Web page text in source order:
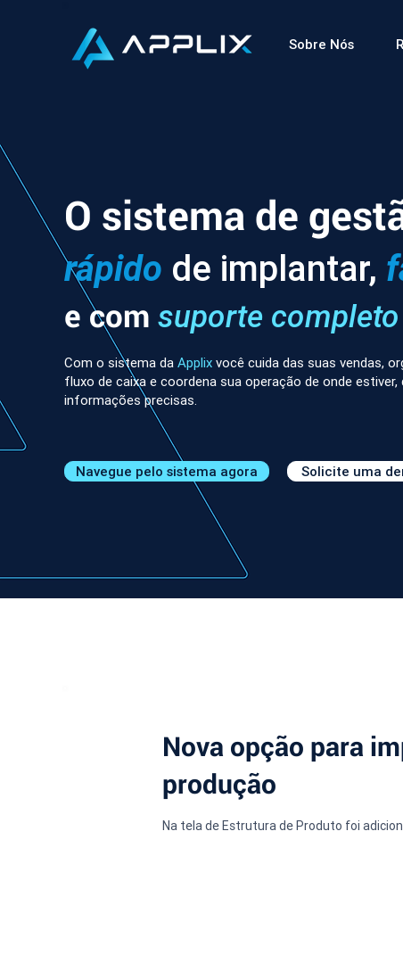
Sobre Nós
Com o sistema da Applix você cuida das suas vendas,
fluxo de caixa e coordena sua operação de onde
informações precisas.
Navegue pelo sistema agora Solicite uma
O sistema de
rápido de implantar,
e com suporte completo
Nova opção para
produção
Na tela de Estrutura de Produto foi